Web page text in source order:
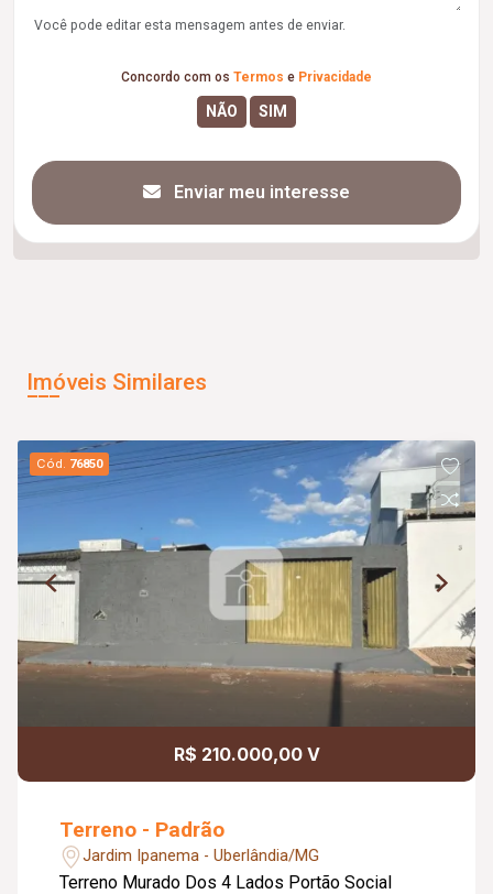
Você pode editar esta mensagem antes de enviar.
Concordo com os Termos e Privacidade
Enviar meu interesse
Imóveis Similares
Cód. 76850
R$ 210.000,00 V
Terreno - Padrão
Jardim Ipanema - Uberlândia/MG
Terreno Murado Dos 4 Lados Portão Social